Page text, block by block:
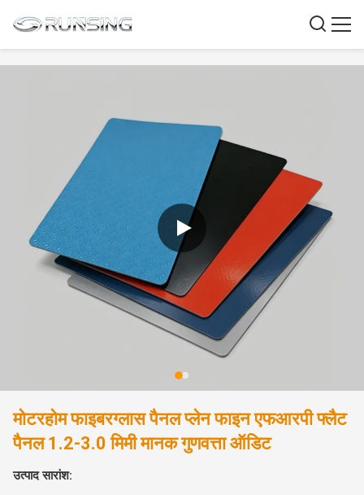
मोटरहोम फाइबरग्लास पैनल प्लेन फाइन एफआरपी फ्लैट
पैनल 1.2-3.0 मिमी मानक गुणवत्ता ऑडिट
उत्पाद सारांश: